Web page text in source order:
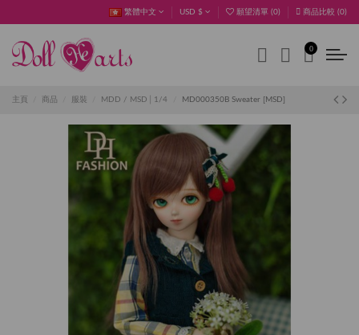
繁體中文 USD $ 願望清單 (0) 商品比較 (0)
0
主頁 商品 服裝 MDD / MSD│1/4 MD000350B Sweater [MSD]